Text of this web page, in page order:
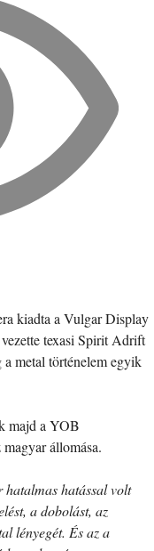
kiadta a Vulgar Display
texasi Spirit Adrift
metal történelem egyik
majd a YOB
állomása.
hatással volt
a dobolást, az
lényegét. És az a